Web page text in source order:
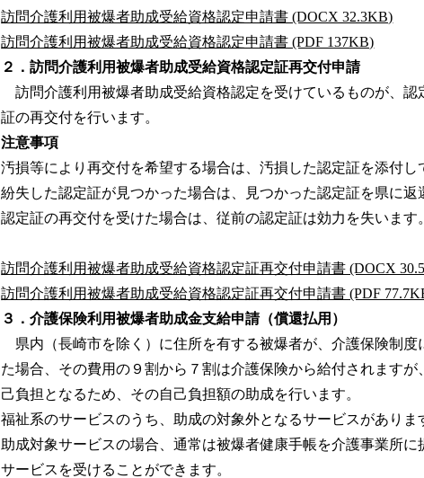
訪問介護利用被爆者助成受給資格認定申請書 (DOCX 32.3KB)
訪問介護利用被爆者助成受給資格認定申請書 (PDF 137KB)
２．訪問介護利用被爆者助成受給資格認定証再交付申請
訪問介護利用被爆者助成受給資格認定を受けているものが、認
証の再交付を行います。
注意事項
汚損等により再交付を希望する場合は、汚損した認定証を添付し
紛失した認定証が見つかった場合は、見つかった認定証を県に返
認定証の再交付を受けた場合は、従前の認定証は効力を失います。
訪問介護利用被爆者助成受給資格認定証再交付申請書 (DOCX
訪問介護利用被爆者助成受給資格認定証再交付申請書 (PDF
３．介護保険利用被爆者助成金支給申請（償還払用）
県内（長崎市を除く）に住所を有する被爆者が、介護保険制度
た場合、その費用の９割から７割は介護保険から給付されます
己負担となるため、その自己負担額の助成を行います。
福祉系のサービスのうち、助成の対象外となるサービスがありま
助成対象サービスの場合、通常は被爆者健康手帳を介護事業所に
サービスを受けることができます。